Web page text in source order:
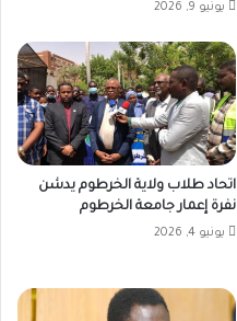
يونيو 9, 2026
اتحاد طلاب ولاية الخرطوم يدشن
نفرة إعمار جامعة الخرطوم
يونيو 4, 2026